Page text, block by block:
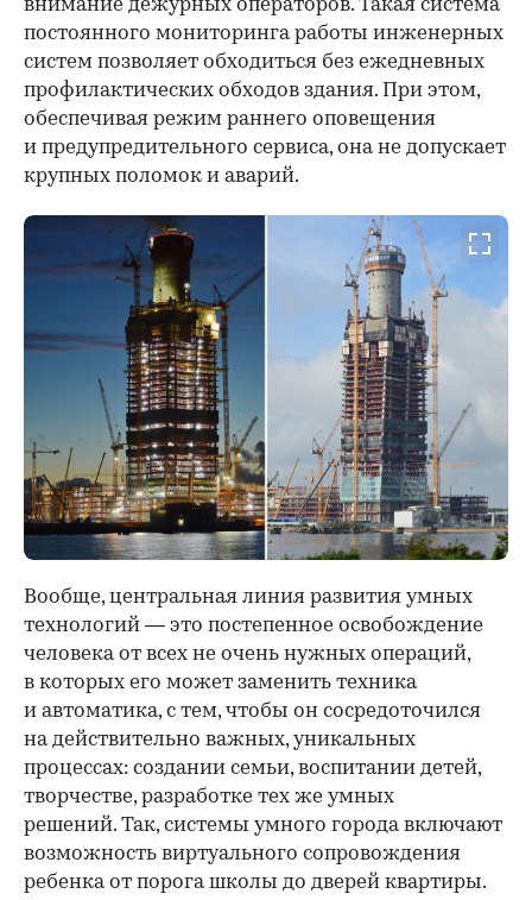
внимание дежурных операторов. Такая система
постоянного мониторинга работы инженерных
систем позволяет обходиться без ежедневных
профилактических обходов здания. При этом,
обеспечивая режим раннего оповещения
и предупредительного сервиса, она не допускает
крупных поломок и аварий.
Вообще, центральная линия развития умных
технологий — это постепенное освобождение
человека от всех не очень нужных операций,
в которых его может заменить техника
и автоматика, с тем, чтобы он сосредоточился
на действительно важных, уникальных
процессах: создании семьи, воспитании детей,
творчестве, разработке тех же умных
решений. Так, системы умного города включают
возможность виртуального сопровождения
ребенка от порога школы до дверей квартиры.